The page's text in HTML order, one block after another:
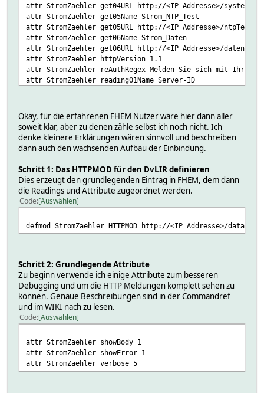
attr StromZaehler get04URL http://<IP Addresse>/
attr StromZaehler get05Name Strom_NTP_Test
attr StromZaehler get05URL http://<IP Addresse>/
attr StromZaehler get06Name Strom_Daten
attr StromZaehler get06URL http://<IP Addresse>/
attr StromZaehler httpVersion 1.1
attr StromZaehler reAuthRegex Melden Sie sich mit Ihrem
attr StromZaehler reading01Name Server-ID
attr StromZaehler reading02Regex ([0-9]{8})
attr StromZaehler reading03Name Herstellerkennung
attr StromZaehler reading03Regex ((?<=[0-9][0-9][0-
attr StromZaehler reading04Name Net_IP-Adresse
attr StromZaehler reading04Regex ((?<=#[A-
attr StromZaehler reading05Name Net_Gateway
attr StromZaehler reading05Regex ((?<=[1-9]#)[1-
attr StromZaehler reading06Name Net_DNS-Server
attr StromZaehler reading06Regex ((?<=[0-9]#)[0-
attr StromZaehler reading07Name Net_Netzwerkname
attr StromZaehler reading08Name DvLIR_MAC-Adresse
attr StromZaehler reading09Regex ((?<=:..#)[0-9][0-9])
attr StromZaehler reading10Name Aktuell_Datum
attr StromZaehler reading10Regex
attr StromZaehler reading11Name Aktuell_Zeit
attr StromZaehler reading11Regex ((?=..:..:.. )..:..:..)
attr StromZaehler reading12Name DvLIR_Seriennummer
attr StromZaehler reading12Regex ((?<=\)\#)[0-9]{6})
attr StromZaehler reading13Regex ((?=[0-90-
attr StromZaehler reading14Name data_csv
attr StromZaehler reading14RegOpt s
Okay, für die erfahrenen FHEM Nutzer wäre hier dann aller
soweit klar, aber zu denen zähle selbst ich noch nicht. Ich
denke kleinere Erklärungen wären sinnvoll und beschreiben
dann auch den wachsenden Aufbau der Einbindung.
Schritt 1: Das HTTPMOD für den DvLIR definieren
Dies erzeugt den grundlegenden Eintrag in FHEM, dem dann
die Readings und Attribute zugeordnet werden.
Code Auswählen
defmod StromZaehler HTTPMOD http://<IP Addresse>/
Schritt 2: Grundlegende Attribute
Zu beginn verwende ich einige Attribute zum besseren
Debugging und um die HTTP Meldungen komplett sehen zu
können. Genaue Beschreibungen sind in der Commandref
und im WIKI nach zu lesen.
Code Auswählen
attr StromZaehler showBody 1
attr StromZaehler showError 1
attr StromZaehler verbose 5